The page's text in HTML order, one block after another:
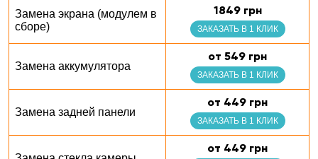
Замена экрана (модулем в
сборе)
1849 грн
ЗАКАЗАТЬ В 1 КЛИК
Замена аккумулятора
от 549 грн
ЗАКАЗАТЬ В 1 КЛИК
Замена задней панели
от 449 грн
ЗАКАЗАТЬ В 1 КЛИК
от 449 грн